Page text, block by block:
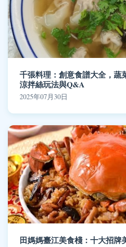
千張料理：創意食譜大全，蔬
涼拌絲玩法與Q&A
2025年07月30日
田媽媽臺江美食棧：十大招牌